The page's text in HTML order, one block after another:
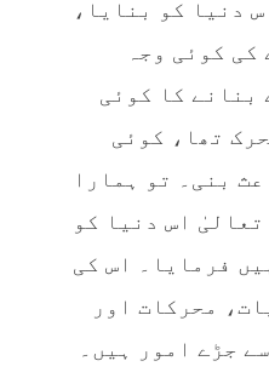
دنیا کو بنایا،
کی کوئی وجہ
بنانے کا کوئی
تھا، کوئی
بنی۔ تو ہمارا
اس دنیا کو
فرمایا۔ اس کی
محرکات اور
جڑے امور ہیں۔